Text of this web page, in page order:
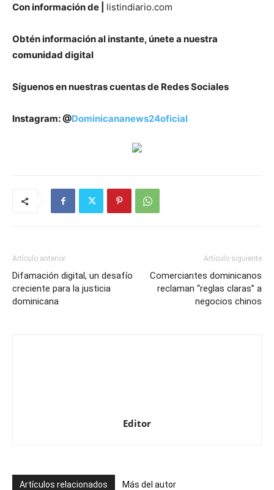
Con información de | listindiario.com
Obtén información al instante, únete a nuestra
comunidad digital
Síguenos en nuestras cuentas de Redes Sociales
Instagram: @Dominicananews24oficial
Artículo anterior
Difamación digital, un desafío
creciente para la justicia
dominicana
Artículo siguiente
Comerciantes dominicanos
reclaman “reglas claras” a
negocios chinos
Editor
Artículos relacionados Más del autor